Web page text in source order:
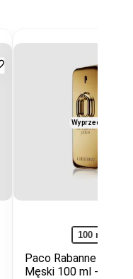
Dodaj
Wyprzedane
100 ml
Paco Rabanne
Męski 100 ml - dla